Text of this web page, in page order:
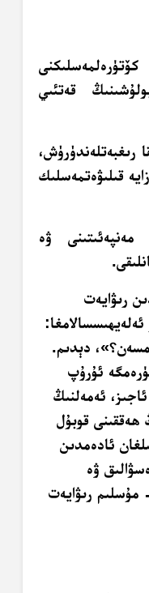
قەتئىي
رىغبەتلەندۈرۈش،
قىلىۋەتمەسلىك
ۋە
رىۋايەت
دېدىم.
ئۇرۇپ
ئەمەلنىڭ
ھەققىنى قوبۇل
ئادەمدىن
ۋە
رىۋايەت